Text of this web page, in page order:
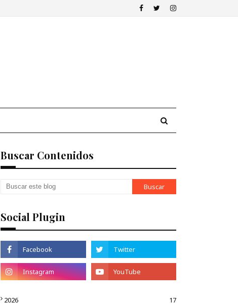
Buscar Contenidos
Social Plugin
2026
17